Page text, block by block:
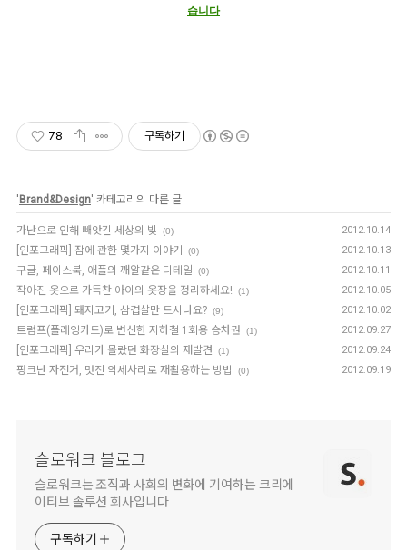
습니다
78 구독하기
' Brand&Design' 카테고리의 다른 글
가난으로 인해 빼앗긴 세상의 빛 (0) 2012.10.14
[인포그래픽] 잠에 관한 몇가지 이야기 (0) 2012.10.13
구글, 페이스북, 애플의 깨알같은 디테일 (0) 2012.10.11
작아진 옷으로 가득찬 아이의 옷장을 정리하세요! (1) 2012.10.05
[인포그래픽] 돼지고기, 삼겹살만 드시나요? (9) 2012.10.02
트럼프(플레잉카드)로 변신한 지하철 1회용 승차권 (1) 2012.09.27
[인포그래픽] 우리가 몰랐던 화장실의 재발견 (1) 2012.09.24
펑크난 자전거, 멋진 악세사리로 재활용하는 방법 (0) 2012.09.19
슬로워크 블로그
슬로워크는 조직과 사회의 변화에 기여하는 크리에
이티브 솔루션 회사입니다
구독하기